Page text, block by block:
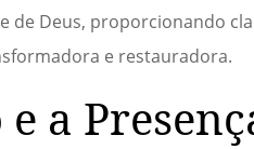
de Deus, proporcionando
e restauradora.
a